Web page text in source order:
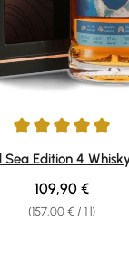
of 5 stars
Edition 4
(157,00 € / 1 l)
Regular price:
109,90 €